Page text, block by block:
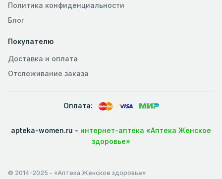
Политика конфиденциальности
Блог
Покупателю
Доставка и оплата
Отслеживание заказа
Оплата:
apteka-women.ru - интернет-аптека «Аптека Женское
здоровье»
© 2014-2025 - «Аптека Женское здоровье»